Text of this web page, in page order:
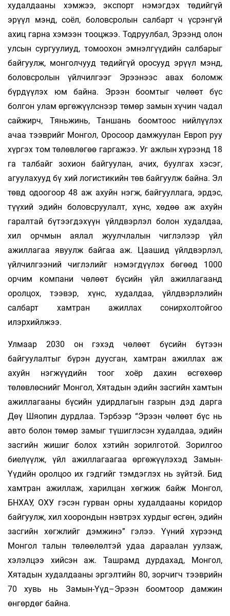
худалдааны хэмжээ, экспорт нэмэгдэх төдийгүй
эрүүл мэнд, соёл, боловсролын салбарт ч үсрэнгүй
ахиц гарна хэмээн тооцжээ. Тодруулбал, Эрээнд олон
улсын сургуулиуд, томоохон эмнэл­­­­гүүдийн салбарыг
байгуулж, монголчууд төдийгүй оросууд эрүүл мэнд,
боловсролын үйлчилгээг Эрээнээс авах боломж
бүрдүүлэх юм байна. Эрээн боомтыг чөлөөт бүс
болгон улам өргөжүүлснээр төмөр замын хүчин чадал
сайжирч, Тяньжинь, Таншань боомтоос нийлүүлэх
ачаа тээврийг Монгол, Оросоор дамжуулан Европ руу
хүргэх том төлөвлөгөө гаргажээ. Уг ажлын хүрээнд 18
га талбайг зохион байгуулан, ачих, буулгах хэсэг,
агуулахууд бү­ хий логистикийн төв байгуулж байна. Эл
төвд одоогоор 48 аж ахуйн нэгж, байгууллага, эрдэс,
түүхий эдийн боловсруулалт, хүнс, хөдөө аж ахуйн
гаралтай бүтээгдэхүүн үйлдвэрлэл болон худалдаа,
хил орчмын аялал жуулчлалын чиглэлээр үйл
ажиллагаа явуулж бай­гаа аж. Цаашид үйлдвэрлэл,
үйлчилгээний чиг­­лэлийг нэмэгдүүлэх бөгөөд 1000
орчим компани чөлөөт бүсийн үйл ажиллагаанд
оролцох, тээвэр, хүнс, худалдаа, үйлдвэрлэлийн
салбарт хамтран ажиллах сонирхолтойгоо
илэрхийлжээ.
Улмаар 2030 он гэхэд чөлөөт бүсийн бүтээн
байгуулалтыг бүрэн дуусган, хамтран ажиллах аж
ахуйн нэгжүүдийн тоог хоёр дахин өсгөхөөр
төлөвлөснийг Монгол, Хятадын эдийн засгийн хамтын
ажиллагааны бүсийн удирдлагын газрын дэд дарга
Дөү Шяопин дурдлаа. Тэрбээр “Эрээн чөлөөт бүс нь
авто болон төмөр замыг түшиглэсэн худалдаа, эдийн
засгийн жишиг болох хэтийн зорилготой. Зорилгоо
биелүүлж, үйл ажиллагаагаа өргөжүүлэхэд Замын-
Үүдийн оролцоо их гэдгийг тэмдэглэх нь зүйтэй. Бид
хамтран ажиллаж, харилцан хөгжиж байж Мон­гол,
БНХАУ, ОХУ гэсэн гурван орны худалдааны коридор
байгуулж, хил хоорондын нэвтрэх хурдыг өсгөн, эдийн
засгийн хөгжлийг дэмжинэ” гэлээ. Үүний хүрээнд
Монгол талын төлөөлөлтэй удаа дараалан уулзаж,
хэлэлцээ хийсэн аж. Ташрамд дурдахад, Монгол,
Хятадын худалдааны эргэлтийн 80, зорчигч тээврийн
70 хувь нь Замын-Үүд–Эрээн боомтоор дамжин
өнгөрдөг байна.